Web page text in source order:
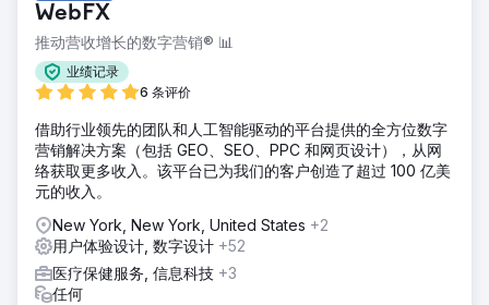
WebFX
推动营收增长的数字营销® 📊
业绩记录
6 条评价
借助行业领先的团队和人工智能驱动的平台提供的全方位数字
营销解决方案（包括 GEO、SEO、PPC 和网页设计），从网
络获取更多收入。该平台已为我们的客户创造了超过 100 亿美
元的收入。
New York, New York, United States +2
用户体验设计, 数字设计 +52
医疗保健服务, 信息科技 +3
任何